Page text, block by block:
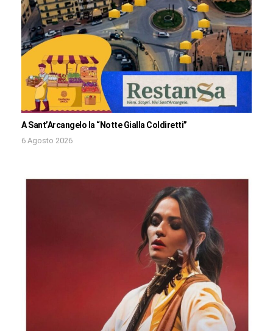
A Sant’Arcangelo la “Notte Gialla Coldiretti”
6 Agosto 2026